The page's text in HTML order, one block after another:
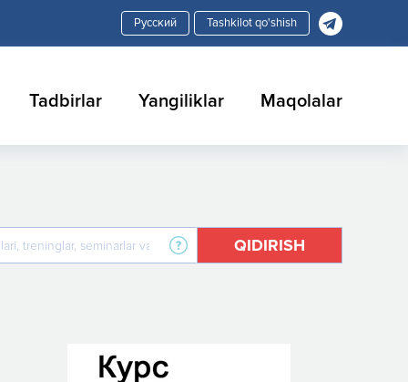
Tashkilot qo'shish
Tadbirlar Yangiliklar Maqolalar
QIDIRISH